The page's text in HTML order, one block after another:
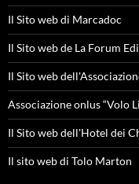
Il Sito web di Marcadoc
Il Sito web de La Forum
Il Sito web
Associazione onlus “Volo
Il Sito web dell'Hotel dei
Il sito web di Tolo Marton